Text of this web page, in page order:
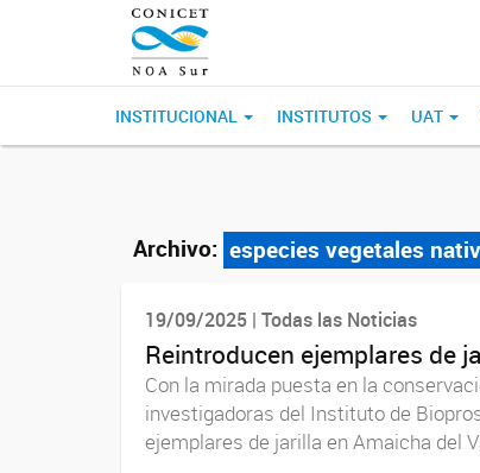
INSTITUCIONAL INSTITUTOS UAT
Archivo: especies vegetales
19/09/2025 | Todas las Noticias
Reintroducen ejemplares de
Con la mirada puesta en la
investigadoras del Instituto de
ejemplares de jarilla en Amaicha del